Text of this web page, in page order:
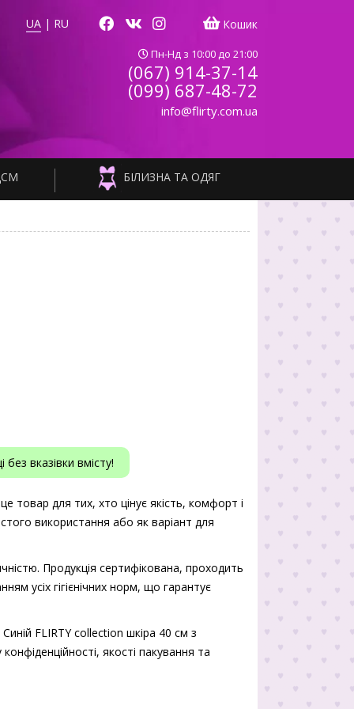
UA | RU Кошик
Пн-Нд з 10:00 до 21:00
(067) 914-37-14
(099) 687-48-72
info@flirty.com.ua
БІЛИЗНА ТА ОДЯГ
вказівки вмісту!
товар для тих, хто цінує якість, комфорт і
використання або як варіант для
Продукція сертифікована, проходить
усіх гігієнічних норм, що гарантує
FLIRTY collection шкіра 40 см з
якості пакування та